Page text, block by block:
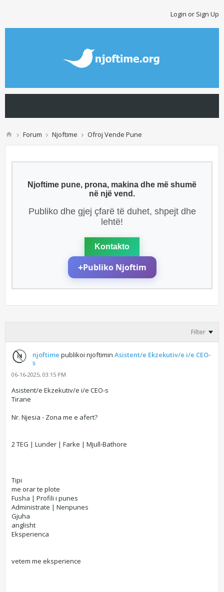
Login or Sign Up
Forum Njoftime Ofroj Vende Pune
Njoftime pune, prona, makina dhe më shumë
në një vend.
Publiko dhe gjej çfarë të duhet, shpejt dhe
lehtë!
Kontakto
+Publiko Njoftim
Filter
njoftime publikoi njoftimin Asistent/e Ekzekutiv/e i/e CEO-
s
06-16-2025, 03:15 PM
Asistent/e Ekzekutiv/e i/e CEO-s
Tirane
Nr. Njesia - Zona me e afert?
2 TEG | Lunder | Farke | Mjull-Bathore
Tipi
me orar te plote
Fusha | Profili i punes
Administrate | Nenpunes
Gjuha
anglisht
Eksperienca
vetem me eksperience